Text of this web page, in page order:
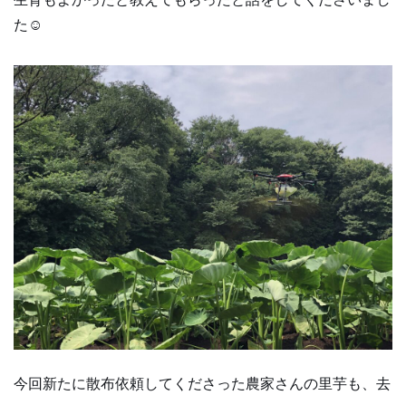
た☺
今回新たに散布依頼してくださった農家さんの里芋も、去